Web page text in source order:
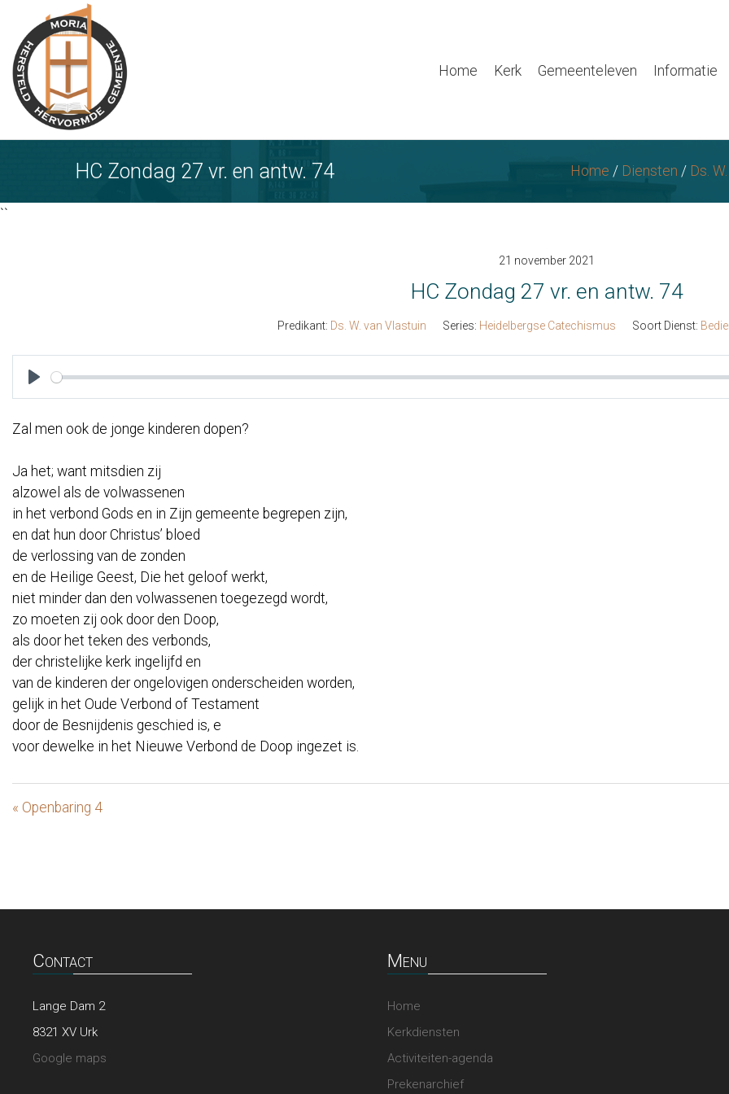
tekst
Home
Kerk Gemeenteleven Informatie
Home / Diensten / Ds.
HC Zondag 27 vr. en antw. 74
``
21 november 2021
HC Zondag 27 vr. en antw. 74
Predikant: Ds. W. van Vlastuin Series: Heidelbergse Catechismus Soort Dienst:
Play
Zal men ook de jonge kinderen dopen?
Ja het; want mitsdien zij
alzowel als de volwassenen
in het verbond Gods en in Zijn gemeente begrepen zijn,
en dat hun door Christus’ bloed
de verlossing van de zonden
en de Heilige Geest, Die het geloof werkt,
niet minder dan den volwassenen toegezegd wordt,
zo moeten zij ook door den Doop,
als door het teken des verbonds,
der christelijke kerk ingelijfd en
van de kinderen der ongelovigen onderscheiden worden,
gelijk in het Oude Verbond of Testament
door de Besnijdenis geschied is, e
voor dewelke in het Nieuwe Verbond de Doop ingezet is.
« Openbaring 4
Contact
Lange Dam 2
8321 XV Urk
Google maps
Menu
Home
Kerkdiensten
Activiteiten-agenda
Prekenarchief